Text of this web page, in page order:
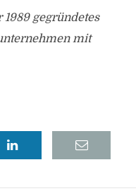
gegründetes
mit